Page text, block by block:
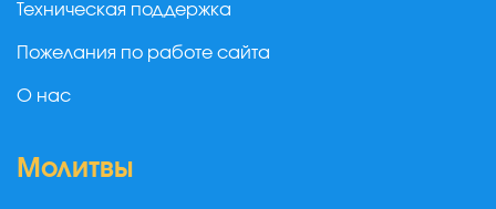
Техническая поддержка
Пожелания по работе сайта
О нас
Молитвы